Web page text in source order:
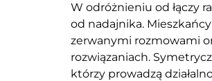
W odróżnieniu od łączy
od nadajnika.
zerwanymi rozmowami
rozwiązaniach.
którzy prowadzą